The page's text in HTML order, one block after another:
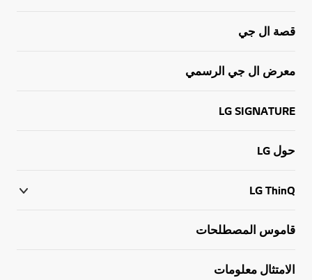
قصة ال جي
معرض ال جي الرسمي
LG SIGNATURE
حول LG
LG ThinQ
قاموس المصطلحات
الامتثال معلومات